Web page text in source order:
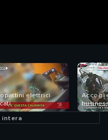
elettrici
intera